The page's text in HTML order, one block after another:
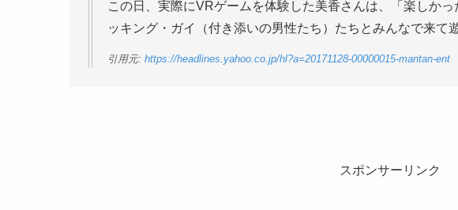
この日、実際にVRゲームを体験した美香さんは、「楽しか
ッキング・ガイ（付き添いの男性たち）たちとみんなで来て
引用元: https://headlines.yahoo.co.jp/hl?a=20171128-00000015-mantan-ent
スポンサーリンク